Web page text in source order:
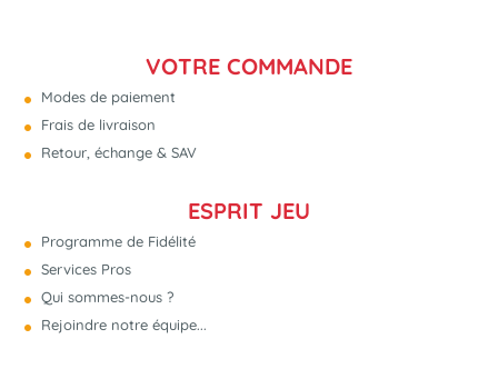
VOTRE COMMANDE
Modes de paiement
Frais de livraison
Retour, échange & SAV
ESPRIT JEU
Programme de Fidélité
Services Pros
Qui sommes-nous ?
Rejoindre notre équipe...